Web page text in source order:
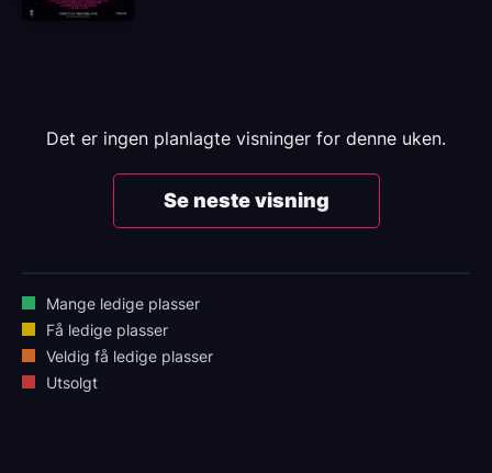
Det er ingen planlagte visninger for denne uken.
Se neste visning
Mange ledige plasser
Få ledige plasser
Veldig få ledige plasser
Utsolgt